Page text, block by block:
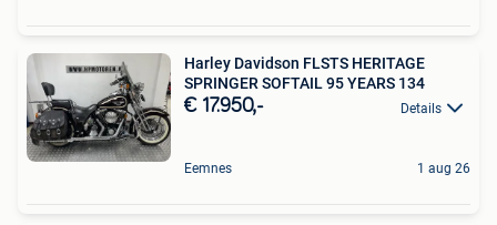
Harley Davidson FLSTS HERITAGE
SPRINGER SOFTAIL 95 YEARS 134
€ 17.950,- Details
Eemnes 1 aug 26